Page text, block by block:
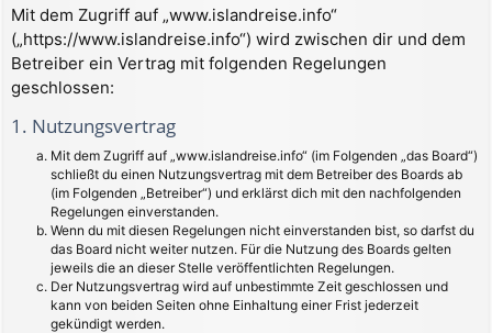
Mit dem Zugriff auf „www.islandreise.info“
(„https://www.islandreise.info“) wird zwischen dir und dem
Betreiber ein Vertrag mit folgenden Regelungen
geschlossen:
1. Nutzungsvertrag
Mit dem Zugriff auf „www.islandreise.info“ (im Folgenden „das Board“)
schließt du einen Nutzungsvertrag mit dem Betreiber des Boards ab
(im Folgenden „Betreiber“) und erklärst dich mit den nachfolgenden
Regelungen einverstanden.
Wenn du mit diesen Regelungen nicht einverstanden bist, so darfst du
das Board nicht weiter nutzen. Für die Nutzung des Boards gelten
jeweils die an dieser Stelle veröffentlichten Regelungen.
Der Nutzungsvertrag wird auf unbestimmte Zeit geschlossen und
kann von beiden Seiten ohne Einhaltung einer Frist jederzeit
gekündigt werden.